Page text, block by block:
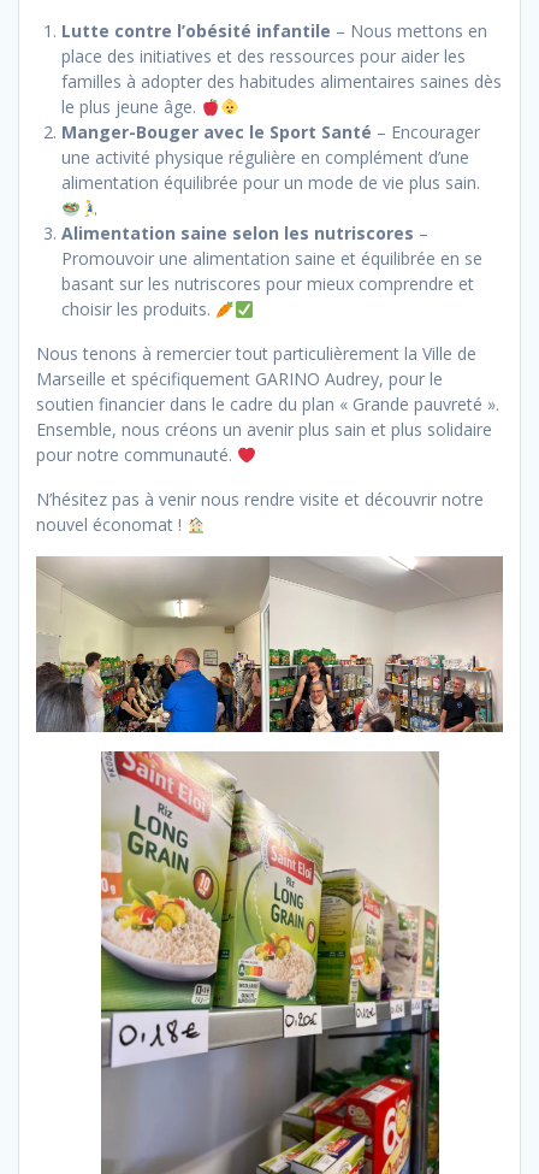
Lutte contre l’obésité infantile – Nous mettons en
place des initiatives et des ressources pour aider les
familles à adopter des habitudes alimentaires saines dès
le plus jeune âge.
Manger-Bouger avec le Sport Santé – Encourager
une activité physique régulière en complément d’une
alimentation équilibrée pour un mode de vie plus sain.
Alimentation saine selon les nutriscores –
Promouvoir une alimentation saine et équilibrée en se
basant sur les nutriscores pour mieux comprendre et
choisir les produits.
Nous tenons à remercier tout particulièrement la Ville de
Marseille et spécifiquement GARINO Audrey, pour le
soutien financier dans le cadre du plan « Grande pauvreté ».
Ensemble, nous créons un avenir plus sain et plus solidaire
pour notre communauté.
N’hésitez pas à venir nous rendre visite et découvrir notre
nouvel économat !